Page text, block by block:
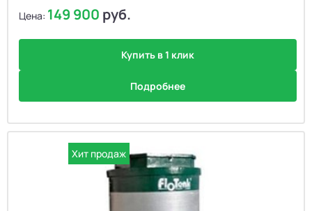
Цена: 149 900 руб.
Купить в 1 клик
Подробнее
Хит продаж